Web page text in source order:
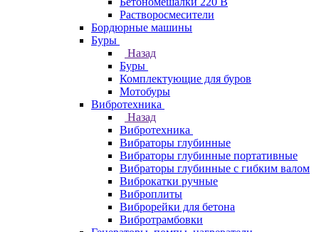
Растворосмесители
Бордюрные машины
Буры
Назад
Буры
Комплектующие для буров
Мотобуры
Вибротехника
Назад
Вибротехника
Вибраторы глубинные
Вибраторы глубинные портативные
Вибраторы глубинные с гибким валом
Виброкатки ручные
Виброплиты
Виброрейки для бетона
Вибротрамбовки